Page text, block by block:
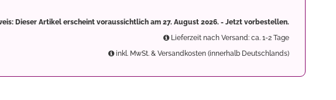
Dieser Artikel erscheint voraussichtlich am 27. August 2026. - Jetzt vorbestellen.
Lieferzeit nach Versand: ca. 1-2 Tage
inkl. MwSt. & Versandkosten (innerhalb Deutschlands)